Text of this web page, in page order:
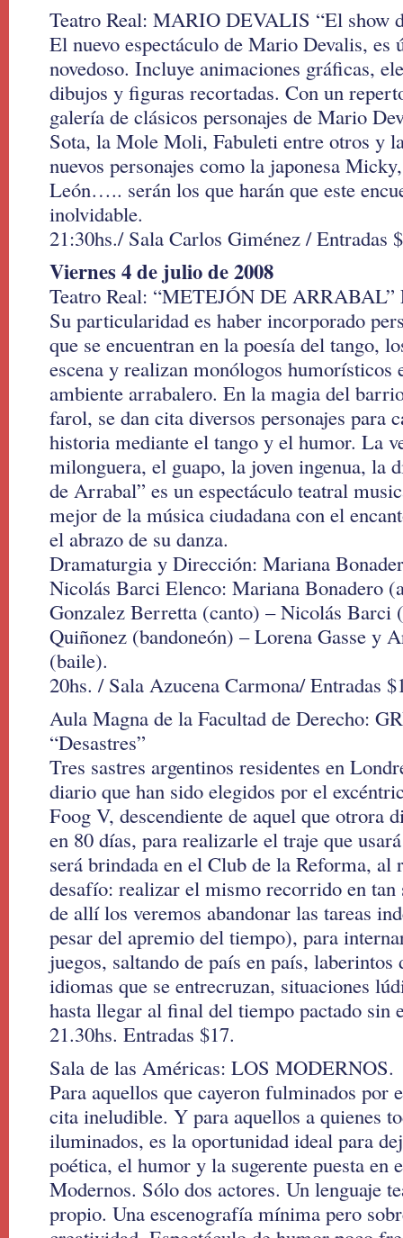
Teatro Real: MARIO DEVALIS “El show
El nuevo espectáculo de Mario Devalis, es
novedoso. Incluye animaciones gráficas,
dibujos y figuras recortadas. Con un
galería de clásicos personajes de Mario
Sota, la Mole Moli, Fabuleti entre otros y
nuevos personajes como la japonesa
León….. serán los que harán que este
inolvidable.
21:30hs./ Sala Carlos Giménez / Entradas
Viernes 4 de julio de 2008
Teatro Real: “METEJÓN DE ARRABAL”
Su particularidad es haber incorporado
que se encuentran en la poesía del tango,
escena y realizan monólogos humorísticos
ambiente arrabalero. En la magia del
farol, se dan cita diversos personajes para
historia mediante el tango y el humor. La
milonguera, el guapo, la joven ingenua, la
de Arrabal” es un espectáculo teatral
mejor de la música ciudadana con el
el abrazo de su danza.
Dramaturgia y Dirección: Mariana
Nicolás Barci Elenco: Mariana Bonadero
Gonzalez Berretta (canto) – Nicolás Barci
Quiñonez (bandoneón) – Lorena Gasse y
(baile).
20hs. / Sala Azucena Carmona/ Entradas
Aula Magna de la Facultad de Derecho:
“Desastres”
Tres sastres argentinos residentes en
diario que han sido elegidos por el
Foog V, descendiente de aquel que otrora
en 80 días, para realizarle el traje que
será brindada en el Club de la Reforma, al
desafío: realizar el mismo recorrido en
de allí los veremos abandonar las tareas
pesar del apremio del tiempo), para
juegos, saltando de país en país, laberintos
idiomas que se entrecruzan, situaciones
hasta llegar al final del tiempo pactado sin
21.30hs. Entradas $17.
Sala de las Américas: LOS
Para aquellos que cayeron fulminados por
cita ineludible. Y para aquellos a quienes
iluminados, es la oportunidad ideal para
poética, el humor y la sugerente puesta en
Modernos. Sólo dos actores. Un lenguaje
propio. Una escenografía mínima pero